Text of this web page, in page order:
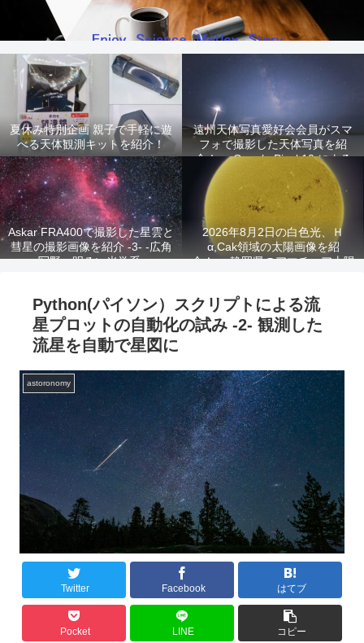
夏休み特別企画 親子で手軽に遊
べる天体観測キットを紹介！
遠州天体写真愛好会会員がスマ
フォで撮影した天体写真を紹
介！ -Google Pixel 10 による
星景写真-
Askar FRA400で撮影した星雲と
彗星の撮影画像を紹介 -3- -広角
写野、明るい光学系-
2026年8月2日の白色光、Ｈ
α,Cak領域の太陽画像を紹
介！ -静岡県のアマチュア太陽
Python(パイソン）スクリプトによる流
星プロットの自動化の試み -2- 観測した
流星を自動で星図に
astoronomy
Twitter Facebook はてブ
Pocket LINE コピー